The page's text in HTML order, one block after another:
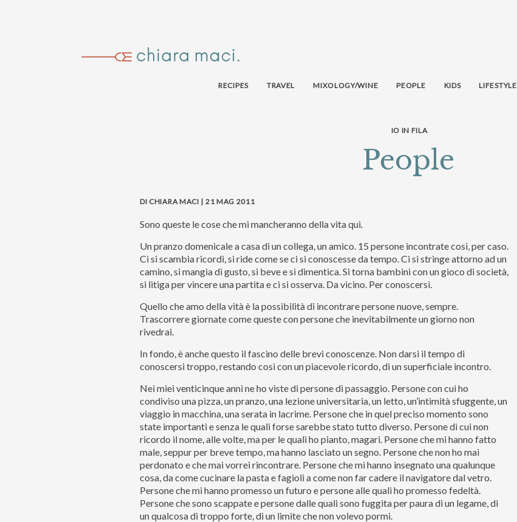
RECIPES TRAVEL MIXOLOGY/WINE PEOPLE KIDS LIFESTYLE
IO IN FILA
People
DI CHIARA MACI | 21 MAG 2011
Sono queste le cose che mi mancheranno della vita qui.
Un pranzo domenicale a casa di un collega, un amico. 15 persone incontrate così, per caso.
Ci si scambia ricordi, si ride come se ci si conoscesse da tempo. Ci si stringe attorno ad un
camino, si mangia di gusto, si beve e si dimentica. Si torna bambini con un gioco di società,
si litiga per vincere una partita e ci si osserva. Da vicino. Per conoscersi.
Quello che amo della vità è la possibilità di incontrare persone nuove, sempre.
Trascorrere giornate come queste con persone che inevitabilmente un giorno non
rivedrai.
In fondo, è anche questo il fascino delle brevi conoscenze. Non darsi il tempo di
conoscersi troppo, restando così con un piacevole ricordo, di un superficiale incontro.
Nei miei venticinque anni ne ho viste di persone di passaggio. Persone con cui ho
condiviso una pizza, un pranzo, una lezione universitaria, un letto, un’intimità sfuggente, un
viaggio in macchina, una serata in lacrime. Persone che in quel preciso momento sono
state importanti e senza le quali forse sarebbe stato tutto diverso. Persone di cui non
ricordo il nome, alle volte, ma per le quali ho pianto, magari. Persone che mi hanno fatto
male, seppur per breve tempo, ma hanno lasciato un segno. Persone che non ho mai
perdonato e che mai vorrei rincontrare. Persone che mi hanno insegnato una qualunque
cosa, da come cucinare la pasta e fagioli a come non far cadere il navigatore dal vetro.
Persone che mi hanno promesso un futuro e persone alle quali ho promesso fedeltà.
Persone che sono scappate e persone dalle quali sono fuggita per paura di un legame, di
un qualcosa di troppo forte, di un limite che non volevo pormi.